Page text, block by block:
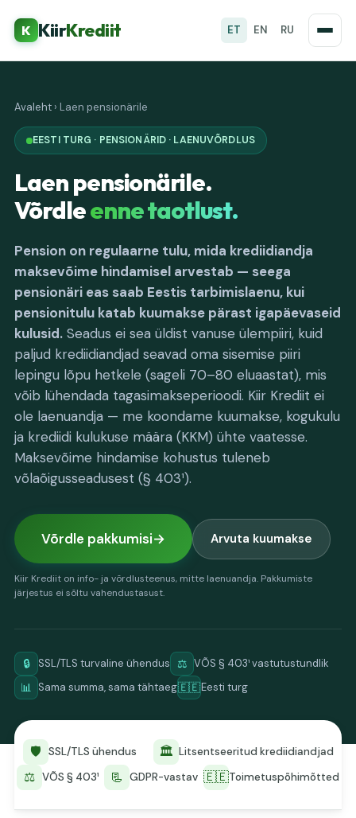
K KiirKrediit ET EN RU
Avaleht › Laen pensionärile
EESTI TURG · PENSIONÄRID · LAENUVÕRDLUS
Laen pensionärile.
Võrdleenne taotlust.
Pension on regulaarne tulu, mida krediidiandja
maksevõime hindamisel arvestab — seega
pensionäri eas saab Eestis tarbimislaenu, kui
pensionitulu katab kuumakse pärast igapäevaseid
kulusid. Seadus ei sea üldist vanuse ülempiiri, kuid
paljud krediidiandjad seavad oma sisemise piiri
lepingu lõpu hetkele (sageli 70–80 eluaastat), mis
võib lühendada tagasimakseperioodi. Kiir Krediit ei
ole laenuandja — me koondame kuumakse, kogukulu
ja krediidi kulukuse määra (KKM) ühte vaatesse.
Maksevõime hindamise kohustus tuleneb
võlaõigusseadusest (§ 403¹).
Võrdle pakkumisi Arvuta kuumakse
Kiir Krediit on info- ja võrdlusteenus, mitte laenuandja. Pakkumiste
järjestus ei sõltu vahendustasust.
🔒 SSL/TLS turvaline ühendus ⚖️ VÕS § 403¹ vastutustundlik
📊 Sama summa, sama tähtaeg🇪🇪Eesti turg
🛡️ SSL/TLS ühendus 🏛️ Litsentseeritud krediidiandjad
⚖️ VÕS § 403¹ 📃 GDPR-vastav 🇪🇪Toimetuspõhimõtted